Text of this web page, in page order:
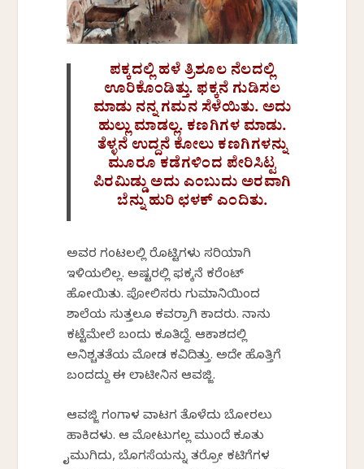
ಪಕ್ಕದಲ್ಲಿ ಹಳೆ ತ್ರಿಶೂಲ ನೆಲದಲ್ಲಿ
ಊರಿಕೊಂಡಿತ್ತು. ಫಕ್ಕನೆ ಗುಡಿಸಲ
ಮಾಡು ನನ್ನ ಗಮನ ಸೆಳೆಯಿತು. ಅದು
ಹುಲ್ಲು ಮಾಡಲ್ಲ. ಕಣಗಿಗಳ ಮಾಡು.
ತೆಳ್ಳನೆ ಉದ್ದನೆ ಕೋಲು ಕಣಗಿಗಳನ್ನು
ಮೂರೂ ಕಡೆಗಳಿಂದ ಪೇರಿಸಿಟ್ಟ
ಪಿರಮಿಡ್ಡು ಅದು ಎಂಬುದು ಅರವಾಗಿ
ಬೆನ್ನು ಹುರಿ ಛಳಕ್ ಎಂದಿತು.
ಅವರ ಗಂಟಲಲ್ಲಿ ರೊಟ್ಟಿಗಳು ಸರಿಯಾಗಿ
ಇಳಿಯಲಿಲ್ಲ. ಅಷ್ಟರಲ್ಲಿ ಫಕ್ಕನೆ ಕರೆಂಟ್
ಹೋಯಿತು. ಪೋಲಿಸರು ಗುಮಾನಿಯಿಂದ
ಶಾಲೆಯ ಸುತ್ತಲೂ ಕವರ್ರಾಗಿ ಕಾದರು. ನಾನು
ಕಟ್ಟೆಮೇಲೆ ಬಂದು ಕೂತಿದ್ದೆ. ಆಕಾಶದಲ್ಲಿ
ಅನಿಶ್ಚತತೆಯ ಮೋಡ ಕವಿದಿತ್ತು. ಅದೇ ಹೊತ್ತಿಗೆ
ಬಂದದ್ದು ಈ ಲಾಟೀನಿನ ಆವಜ್ಜಿ.
ಆವಜ್ಜಿ ಗಂಗಾಳ ವಾಟಗ ತೊಳೆದು ಬೋರಲು
ಹಾಕಿದಳು. ಆ ಮೋಟುಗಲ್ಲ ಮುಂದೆ ಕೂತು
ಕೈಮುಗಿದು, ಬೊಗಸೆಯನ್ನು ತರ್ರೋ ಕಟಿಗೆಗಳ